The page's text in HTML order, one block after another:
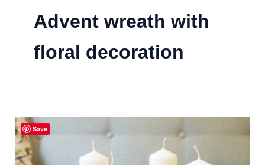
Advent wreath with
floral decoration
Save